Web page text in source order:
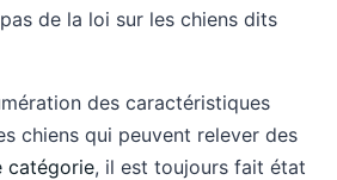
de la loi sur les chiens dits
des caractéristiques
chiens qui peuvent relever des
catégorie, il est toujours fait état